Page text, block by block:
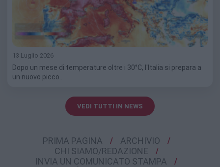
13 Luglio 2026
Dopo un mese di temperature oltre i 30°C, l'Italia si prepara a
un nuovo picco…
VEDI TUTTI IN NEWS
PRIMA PAGINA
ARCHIVIO
CHI SIAMO/REDAZIONE
INVIA UN COMUNICATO STAMPA